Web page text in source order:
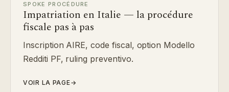
SPOKE PROCÉDURE
Impatriation en Italie — la procédure
fiscale pas à pas
Inscription AIRE, code fiscal, option Modello
Redditi PF, ruling preventivo.
VOIR LA PAGE→